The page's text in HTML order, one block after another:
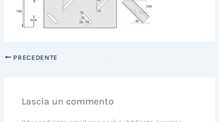
PRECEDENTE
Lascia un commento